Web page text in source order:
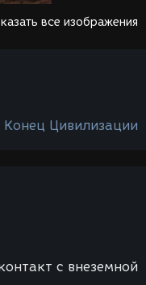
все изображения
Конец Цивилизации
с внеземной